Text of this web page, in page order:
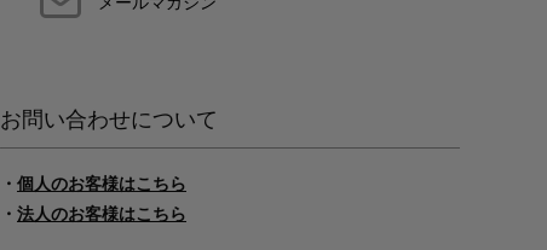
お問い合わせについて
・ 個人のお客様はこちら
・ 法人のお客様はこちら